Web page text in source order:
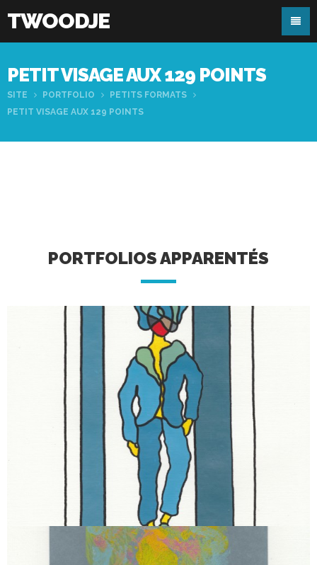
TWOODJE
PETIT VISAGE AUX 129 POINTS
SITE PORTFOLIO
PETITS FORMATS
PETIT VISAGE AUX 129 POINTS
PORTFOLIOS APPARENTÉS